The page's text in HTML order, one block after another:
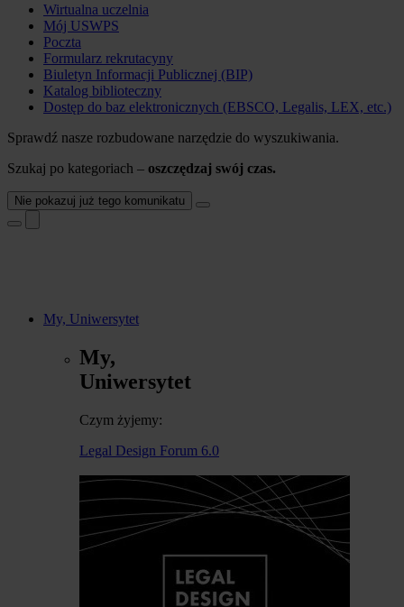
Wirtualna uczelnia
Mój USWPS
Poczta
Formularz rekrutacyny
Biuletyn Informacji Publicznej (BIP)
Katalog biblioteczny
Dostęp do baz elektronicznych (EBSCO, Legalis, LEX, etc.)
Sprawdź nasze rozbudowane narzędzie do wyszukiwania.
Szukaj po kategoriach – oszczędzaj swój czas.
Nie pokazuj już tego komunikatu
My, Uniwersytet
My,
Uniwersytet
Czym żyjemy:
Legal Design Forum 6.0